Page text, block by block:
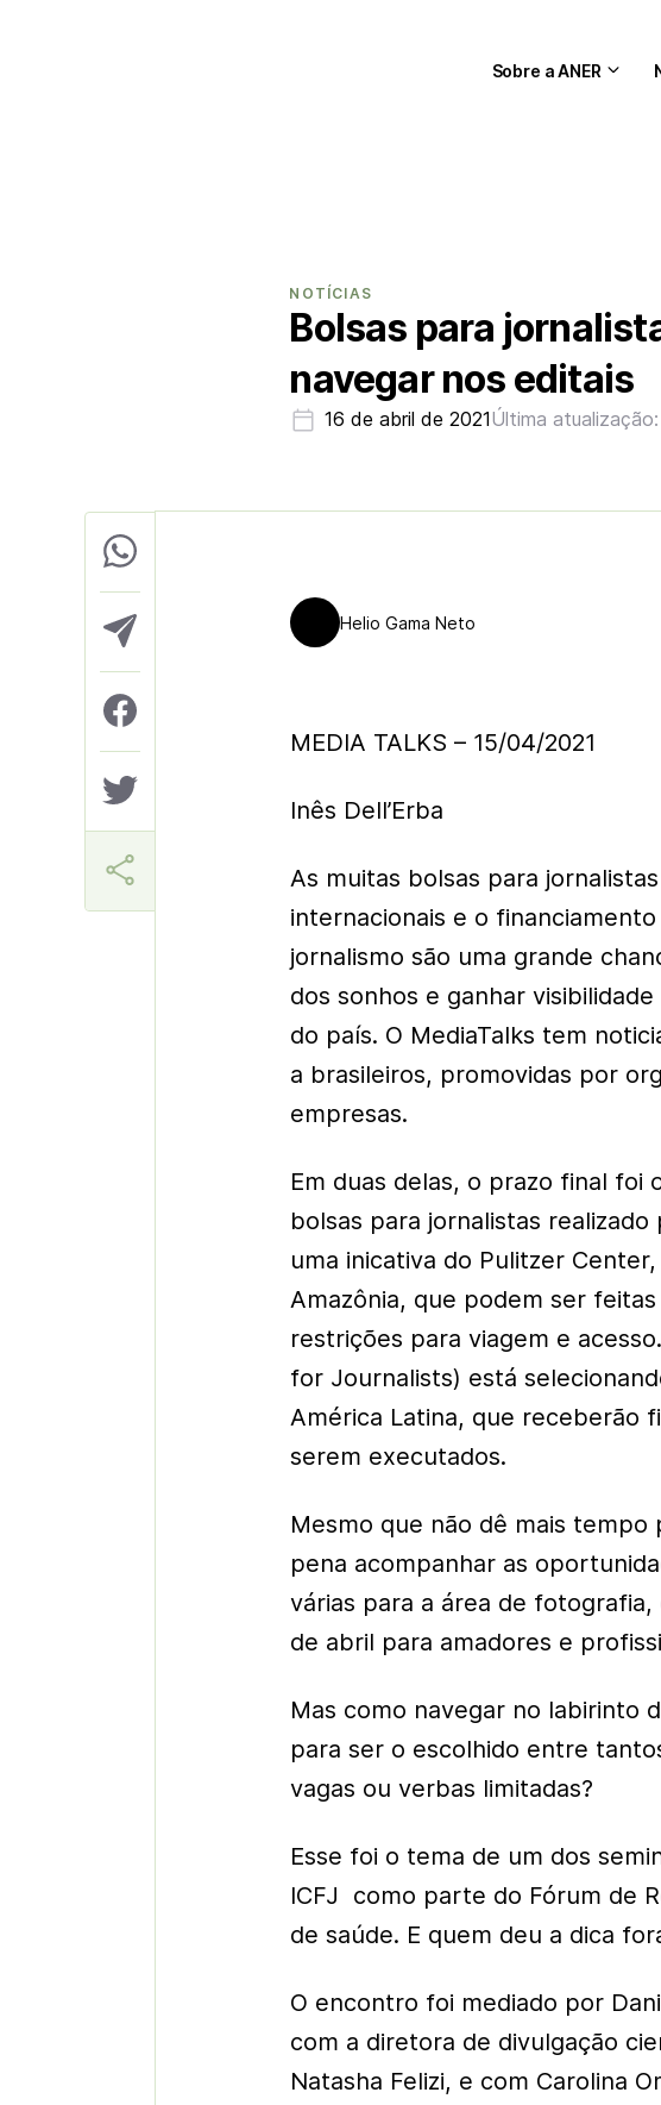
Sobre a ANER
NOTÍCIAS
Bolsas para
navegar nos editais
16 de abril de 2021Última
Helio Gama Neto
MEDIA TALKS – 15/04/2021
Inês Dell’Erba
As muitas bolsas para
internacionais e o
jornalismo são uma grande
dos sonhos e ganhar
do país. O MediaTalks tem
a brasileiros, promovidas por
empresas.
Em duas delas, o prazo final foi
bolsas para jornalistas
uma inicativa do Pulitzer
Amazônia, que podem ser
restrições para viagem e
for Journalists) está
América Latina, que receberão
serem executados.
Mesmo que não dê mais tempo
pena acompanhar as
várias para a área de
de abril para amadores e
Mas como navegar no labirinto
para ser o escolhido entre
vagas ou verbas limitadas?
Esse foi o tema de um dos
ICFJ como parte do Fórum de
de saúde. E quem deu a dica
O encontro foi mediado por
com a diretora de divulgação
Natasha Felizi, e com Carolina